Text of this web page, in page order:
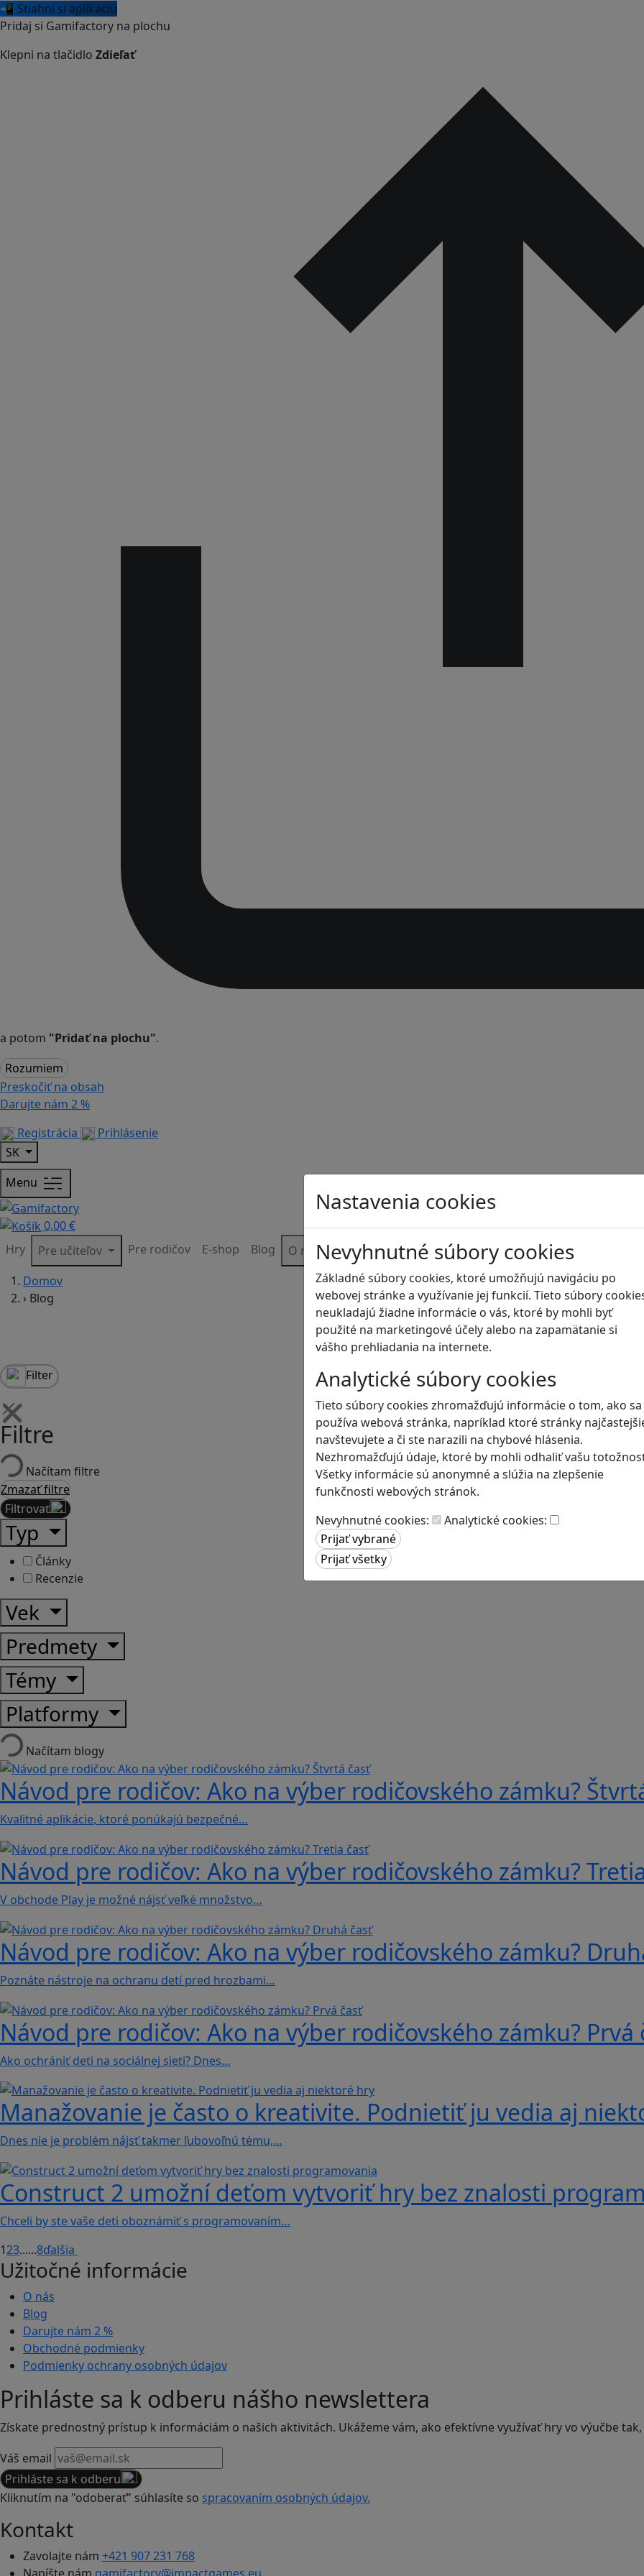
📲 Stiahni si aplikáciu
Pridaj si Gamifactory na plochu
Klepni na tlačidlo Zdieľať
a potom "Pridať na plochu".
Rozumiem
Preskočiť na obsah
Darujte nám 2 %
Registrácia
Prihlásenie
SK
Menu
0,00 €
Hry
Pre učiteľov Pre rodičov E-shop Blog O nás
Nastavenia cookies
Nevyhnutné súbory cookies
Základné súbory cookies, ktoré umožňujú navigáciu po
webovej stránke a využívanie jej funkcií. Tieto súbory
neukladajú žiadne informácie o vás, ktoré by mohli byť
použité na marketingové účely alebo na zapamätanie si
vášho prehliadania na internete.
Analytické súbory cookies
Tieto súbory cookies zhromažďujú informácie o tom, ako sa
používa webová stránka, napríklad ktoré stránky
navštevujete a či ste narazili na chybové hlásenia.
Nezhromažďujú údaje, ktoré by mohli odhaliť vašu
Všetky informácie sú anonymné a slúžia na zlepšenie
funkčnosti webových stránok.
Nevyhnutné cookies:
Analytické cookies:
Domov
› Blog
Blog
Filter
Filtre
Načítam filtre
Zmazať filtre
Filtrovať
Typ
Články
Recenzie
Vek
Predmety
Témy
Platformy
Načítam blogy
Návod pre rodičov: Ako na výber rodičovského zámku?
Kvalitné aplikácie, ktoré ponúkajú bezpečné…
Návod pre rodičov: Ako na výber rodičovského zámku?
V obchode Play je možné nájsť veľké množstvo…
Návod pre rodičov: Ako na výber rodičovského zámku?
Poznáte nástroje na ochranu detí pred hrozbami…
Návod pre rodičov: Ako na výber rodičovského zámku? Prvá
Ako ochrániť deti na sociálnej sieti? Dnes…
Manažovanie je často o kreativite. Podnietiť ju vedia aj
Dnes nie je problém nájsť takmer ľubovoľnú tému,…
Construct 2 umožní deťom vytvoriť hry bez znalosti
Chceli by ste vaše deti oboznámiť s programovaním…
123......8ďalšia
Užitočné informácie
O nás
Blog
Darujte nám 2 %
Obchodné podmienky
Podmienky ochrany osobných údajov
Prihláste sa k odberu nášho newslettera
Získate prednostný prístup k informáciám o našich aktivitách. Ukážeme vám, ako efektívne využívať hry vo výučbe
Váš email
Prihláste sa k odberu
Kliknutím na "odoberať" súhlasíte so spracovaním osobných údajov.
Kontakt
Zavolajte nám +421 907 231 768